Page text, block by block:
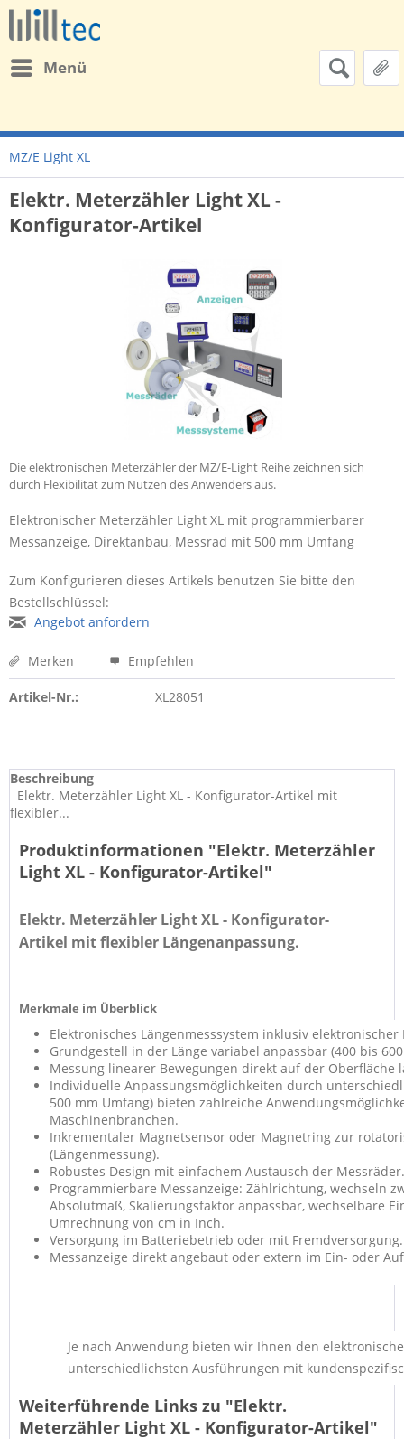
Menü
MZ/E Light XL
Elektr. Meterzähler Light XL -
Konfigurator-Artikel
Die elektronischen Meterzähler der MZ/E-Light Reihe zeichnen sich
durch Flexibilität zum Nutzen des Anwenders aus.
Elektronischer Meterzähler Light XL mit programmierbarer
Messanzeige, Direktanbau, Messrad mit 500 mm Umfang
Zum Konfigurieren dieses Artikels benutzen Sie bitte den
Bestellschlüssel:
Angebot anfordern
Merken Empfehlen
Artikel-Nr.: XL28051
Beschreibung
Elektr. Meterzähler Light XL - Konfigurator-Artikel mit
flexibler...
Produktinformationen "Elektr. Meterzähler
Light XL - Konfigurator-Artikel"
Elektr. Meterzähler Light XL - Konfigurator-
Artikel mit flexibler Längenanpassung.
Merkmale im Überblick
Elektronisches Längenmesssystem inklusiv elektronischer
Grundgestell in der Länge variabel anpassbar (400 bis
Messung linearer Bewegungen direkt auf der Oberfläche
Individuelle Anpassungsmöglichkeiten durch
500 mm Umfang) bieten zahlreiche
Maschinenbranchen.
Inkrementaler Magnetsensor oder Magnetring zur
(Längenmessung).
Robustes Design mit einfachem Austausch der Messräder.
Programmierbare Messanzeige: Zählrichtung, wechseln
Absolutmaß, Skalierungsfaktor anpassbar, wechselbare
Umrechnung von cm in Inch.
Versorgung im Batteriebetrieb oder mit Fremdversorgung.
Messanzeige direkt angebaut oder extern im Ein- oder
Je nach Anwendung bieten wir Ihnen den
unterschiedlichsten Ausführungen mit
Weiterführende Links zu "Elektr.
Meterzähler Light XL - Konfigurator-Artikel"